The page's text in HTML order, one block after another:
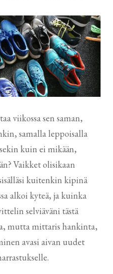
5
km
alle
30
viikossa sen saman,
samalla leppoisalla
kuin ei mikään,
Vaikket olisikaan
kuitenkin kipinä
alkoi kyteä, ja kuinka
selviäväni tästä
mutta mittaris hankinta,
avasi aivan uudet